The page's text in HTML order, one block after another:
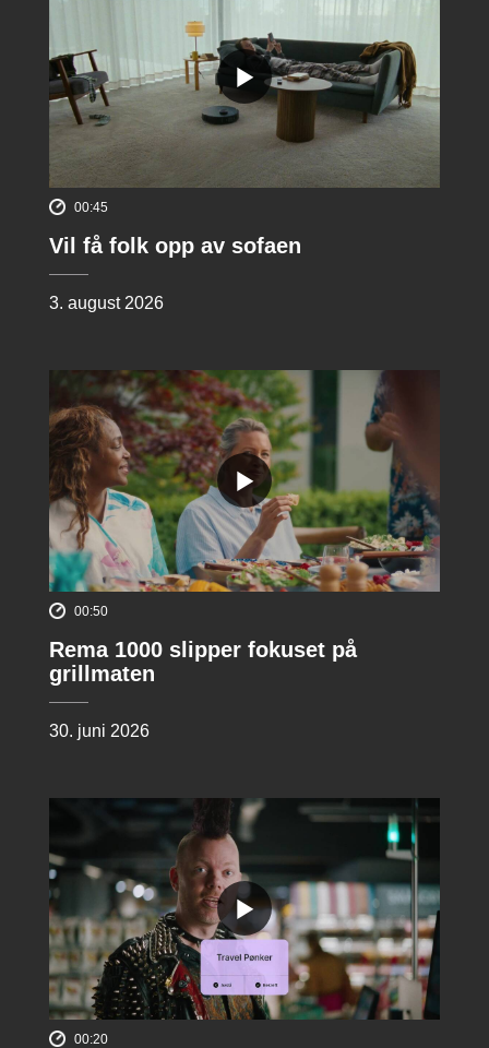
00:45
Vil få folk opp av sofaen
3. august 2026
00:50
Rema 1000 slipper fokuset på
grillmaten
30. juni 2026
00:20